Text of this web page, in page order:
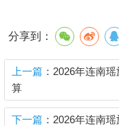
分享到：
上一篇 ：2026年连南
算
下一篇 ：2026年连南